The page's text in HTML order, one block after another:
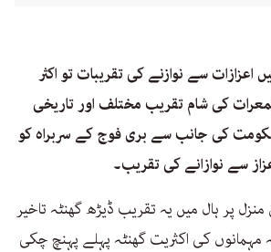
اعزازات سے نوازنے کی تقریبات تو اکثر
کی شام تقریب مختلف اور تاریخی
کی جانب سے بری فوج کے سربراہ کو
سے نوازانے کی تقریب۔
پر ہال میں یہ تقریب ڈیڑھ گھنٹہ تاخیر
کی اکثریت گھنٹہ پہلے پہنچ چکی